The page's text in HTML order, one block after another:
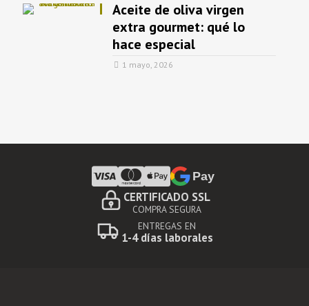
Aceite de oliva virgen
extra gourmet: qué lo
hace especial
1 mayo, 2026
Pay
CERTIFICADO SSL
COMPRA SEGURA
ENTREGAS EN
1-4 días laborales